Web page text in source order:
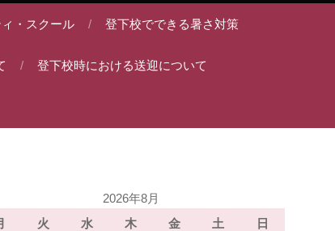
・スクール 登下校でできる暑さ対策
登下校時における送迎について
2026年8月
火 水 木 金 土 日